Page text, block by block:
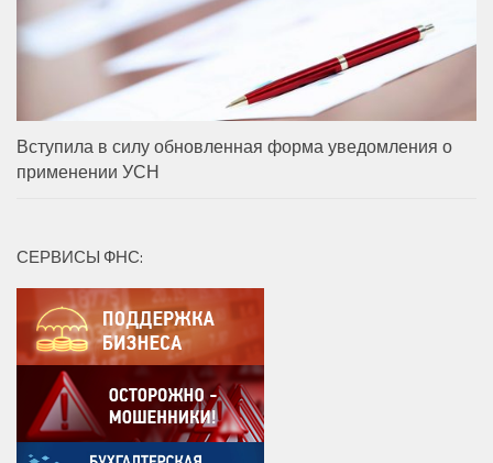
Вступила в силу обновленная форма уведомления о
применении УСН
СЕРВИСЫ ФНС: